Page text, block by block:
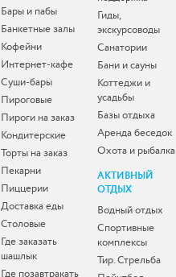
Бары и пабы
Банкетные залы
Кофейни
Интернет-кафе
Суши-бары
Пироговые
Пироги на заказ
Кондитерские
Торты на заказ
Пекарни
Пиццерии
Доставка еды
Столовые
Где заказать
шашлык
Где позавтракать
Гиды,
экскурсоводы
Санатории
Бани и сауны
Коттеджи и
усадьбы
Базы отдыха
Аренда беседок
Охота и рыбалка
АКТИВНЫЙ
ОТДЫХ
Водный отдых
Спортивные
комплексы
Тир. Стрельба